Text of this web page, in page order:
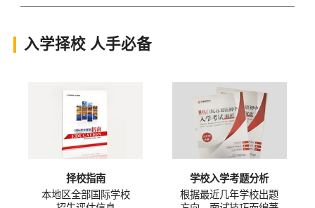
入学择校 人手必备
择校指南
本地区全部国际学校
学校入学考题分析
根据最近几年学校出题